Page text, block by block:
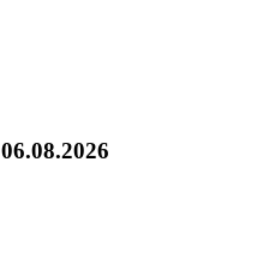
06.08.2026